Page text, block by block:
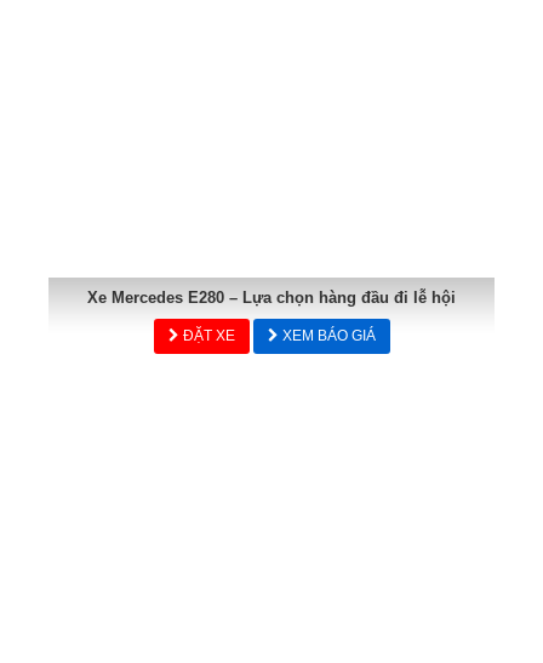
Xe Mercedes E280 – Lựa chọn hàng đầu đi lễ hội
ĐẶT XE XEM BÁO GIÁ